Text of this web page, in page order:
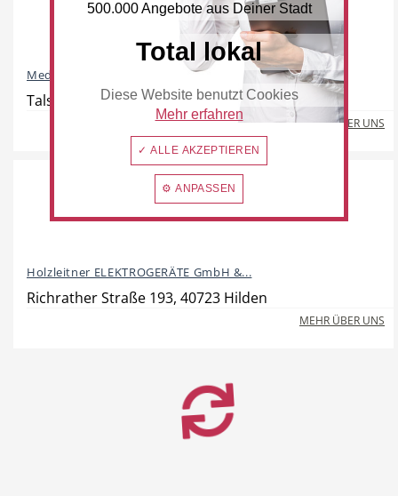
Dein Hilden
Medimax
Talstraße 10, 40822 Mettmann
MEHR ÜBER UNS
Holzleitner ELEKTROGERÄTE GmbH &...
Richrather Straße 193, 40723 Hilden
MEHR ÜBER UNS
500.000 Angebote aus Deiner Stadt
Total lokal
Diese Website benutzt Cookies
Mehr erfahren
✓ ALLE AKZEPTIEREN
⚙ ANPASSEN